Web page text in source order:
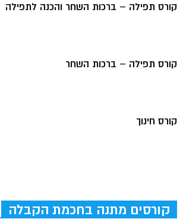
קורס תפילה – ברכות השחר והכנה לתפילה
קורס תפילה – ברכות השחר
קורס חינוך
קורסים מתנה בחכמת הקבלה